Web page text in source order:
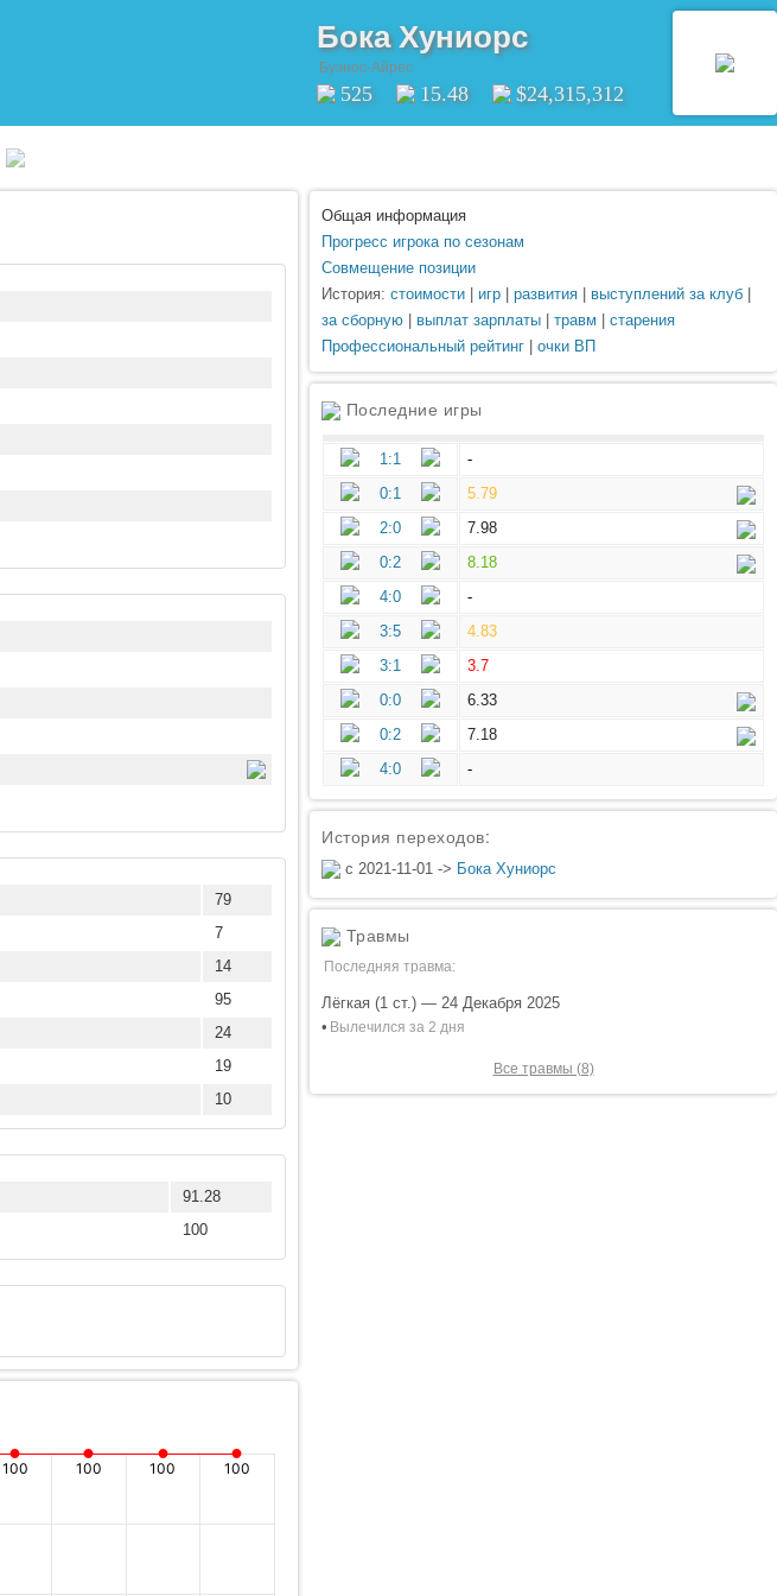
Бока Хуниорс
Буэнос-Айрес
525 15.48 $24,315,312
79
7
14
95
24
19
10
91.28
100
100 100 100 100
Общая информация
Прогресс игрока по сезонам
Совмещение позиции
История: стоимости игр развития выступлений за клуб
за сборную
выплат зарплаты травм
старения
Профессиональный рейтинг
очки ВП
Последние игры
1:1
-
0:1
5.79
2:0
7.98
0:2
8.18
4:0
-
3:5
4.83
3:1
3.7
0:0
6.33
0:2
7.18
4:0
-
История переходов:
с 2021-11-01 -> Бока Хуниорс
Травмы
Последняя травма:
Лёгкая (1 ст.) — 24 Декабря 2025
• Вылечился за 2 дня
Все травмы (8)